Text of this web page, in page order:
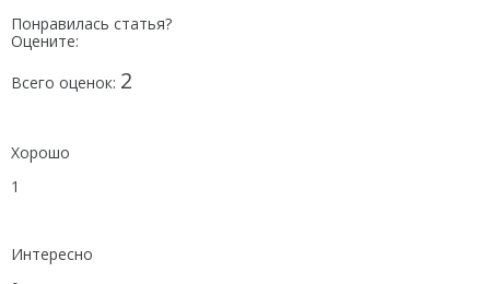
Понравилась статья?
Оцените:
Всего оценок: 2
Хорошо
1
Интересно